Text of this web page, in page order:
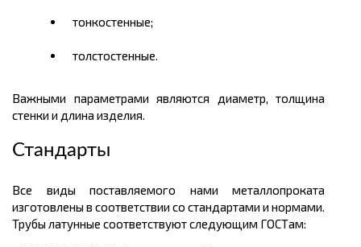
тонкостенные;
толстостенные.
Важными параметрами являются диаметр, толщина
стенки и длина изделия.
Стандарты
Все виды поставляемого нами металлопроката
изготовлены в соответствии со стандартами и нормами.
Трубы латунные соответствуют следующим ГОСТам: